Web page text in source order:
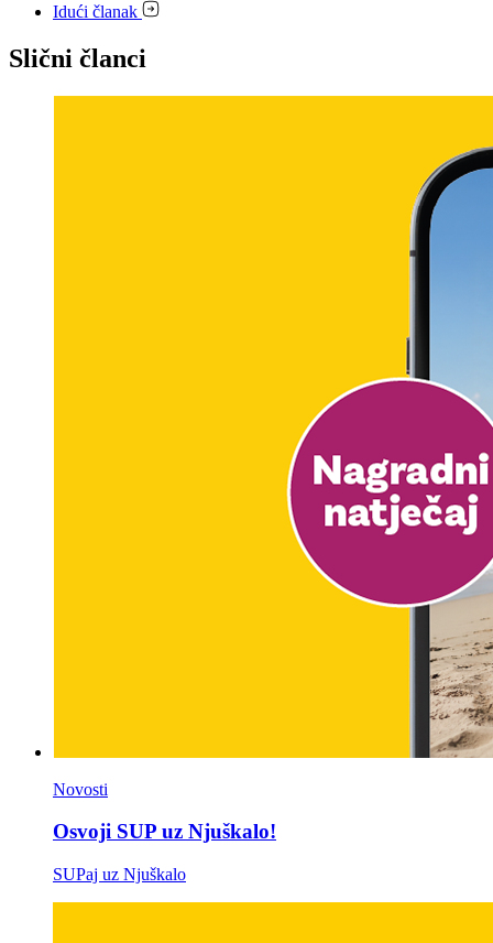
Idući članak
Slični članci
Novosti
Osvoji SUP uz Njuškalo!
SUPaj uz Njuškalo